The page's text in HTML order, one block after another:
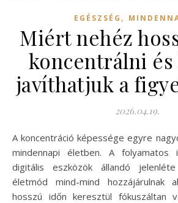
EGÉSZSÉG ,
Miért nehéz
koncentrálni és
javíthatjuk a
2026.04.19.
A koncentráció képessége egyre nagyobb kihívást jelent a
mindennapi életben. A folyamatos
digitális eszközök állandó
életmód mind-mind hozzájárulnak
hosszú időn keresztül fókuszáltan